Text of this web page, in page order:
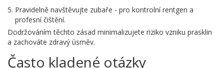
Pravidelně navštěvujte zubaře - pro kontrolní rentgen a
profesní čištění.
Dodržováním těchto zásad minimalizujete riziko vzniku prasklin
a zachováte zdravý úsměv.
Často kladené otázky